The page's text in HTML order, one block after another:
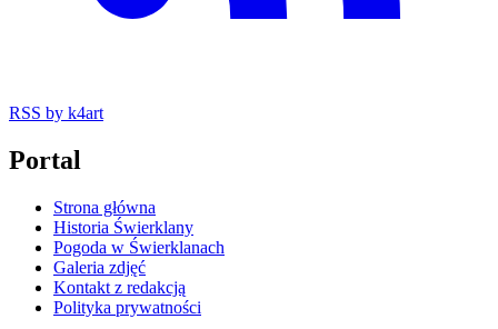
RSS by k4art
Portal
Strona główna
Historia Świerklany
Pogoda w Świerklanach
Galeria zdjęć
Kontakt z redakcją
Polityka prywatności